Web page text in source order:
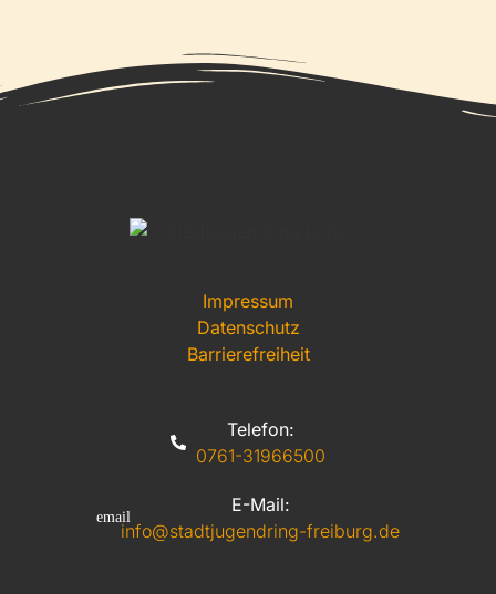
Impressum
Datenschutz
Barrierefreiheit
Telefon:
0761-31966500
E-Mail:
info@stadtjugendring-freiburg.de